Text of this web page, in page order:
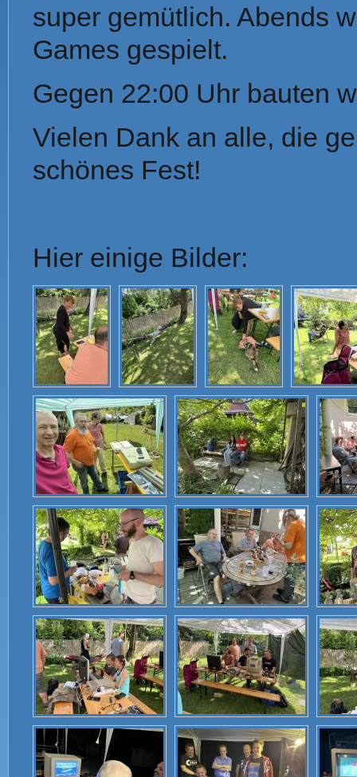
super gemütlich. Abends
Games gespielt.
Gegen 22:00 Uhr bauten
Vielen Dank an alle, die
schönes Fest!
Hier einige Bilder: